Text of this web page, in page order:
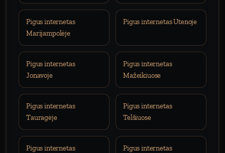
Pigus internetas
Marijampolėje
Pigus internetas Utenoje
Pigus internetas
Jonavoje
Pigus internetas
Mažeikiuose
Pigus internetas
Tauragėje
Pigus internetas
Telšiuose
Pigus internetas
Pigus internetas